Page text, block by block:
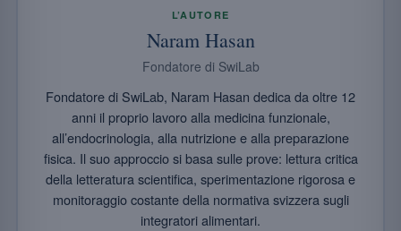
L’AUTORE
Naram Hasan
Fondatore di SwiLab
Fondatore di SwiLab, Naram Hasan dedica da oltre 12
anni il proprio lavoro alla medicina funzionale,
all’endocrinologia, alla nutrizione e alla preparazione
fisica. Il suo approccio si basa sulle prove: lettura critica
della letteratura scientifica, sperimentazione rigorosa e
monitoraggio costante della normativa svizzera sugli
integratori alimentari.